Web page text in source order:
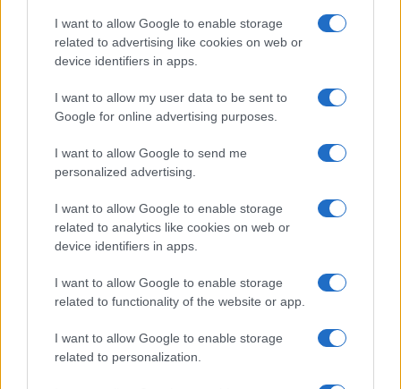
I want to allow Google to enable storage
related to advertising like cookies on web or
device identifiers in apps.
I want to allow my user data to be sent to
Google for online advertising purposes.
I want to allow Google to send me
personalized advertising.
I want to allow Google to enable storage
related to analytics like cookies on web or
device identifiers in apps.
I want to allow Google to enable storage
related to functionality of the website or app.
I want to allow Google to enable storage
related to personalization.
ΕΤΙΚΕΤΕΣ General Tire Grabber Cross A/S
Προηγούμενο άρθρο
Mazda: Με δύο μοντέλα
αιχμής στη ΔΕΘ
Παγκόσμιο ντεμπούτο
ΠΑΡΟΜΟΙΑ ΑΡΘΡΑ